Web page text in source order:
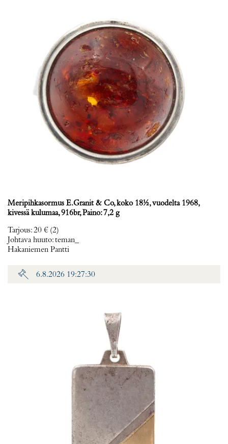
Meripihkasormus E.Granit & Co, koko 18½, vuodelta 1968,
kivessä kulumaa, 916br, Paino: 7,2 g
Tarjous:20 € (2)
Johtava huuto:teman_
Hakaniemen Pantti
6.8.2026 19:27:30